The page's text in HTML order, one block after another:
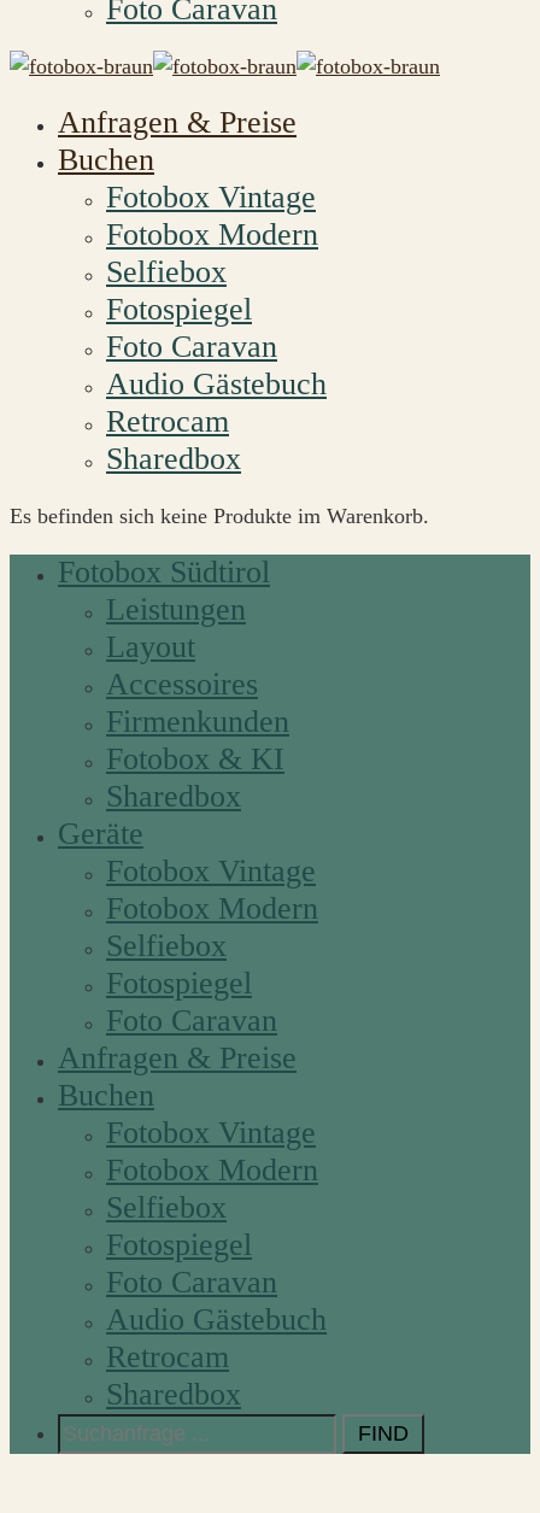
Foto Caravan
Anfragen & Preise
Buchen
Fotobox Vintage
Fotobox Modern
Selfiebox
Fotospiegel
Foto Caravan
Audio Gästebuch
Retrocam
Sharedbox
Es befinden sich keine Produkte im Warenkorb.
Fotobox Südtirol
Leistungen
Layout
Accessoires
Firmenkunden
Fotobox & KI
Sharedbox
Geräte
Fotobox Vintage
Fotobox Modern
Selfiebox
Fotospiegel
Foto Caravan
Anfragen & Preise
Buchen
Fotobox Vintage
Fotobox Modern
Selfiebox
Fotospiegel
Foto Caravan
Audio Gästebuch
Retrocam
Sharedbox
Search
for: